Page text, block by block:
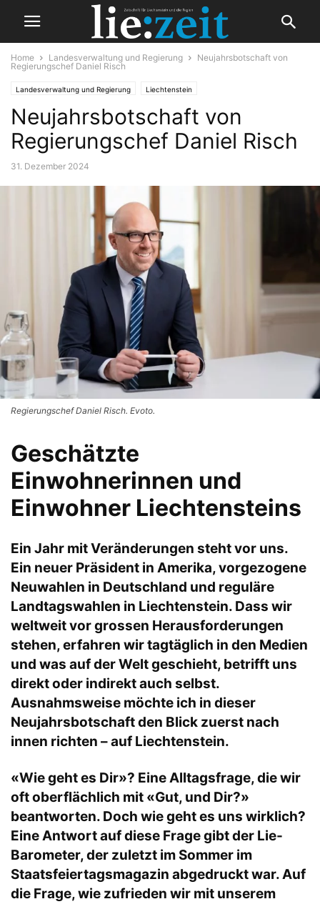
Home Landesverwaltung und Regierung
Neujahrsbotschaft von
Regierungschef Daniel Risch
Landesverwaltung und Regierung Liechtenstein
Neujahrsbotschaft von
Regierungschef Daniel Risch
31. Dezember 2024
Regierungschef Daniel Risch. Evoto.
Geschätzte
Einwohnerinnen und
Einwohner Liechtensteins
Ein Jahr mit Veränderungen steht vor uns.
Ein neuer Präsident in Amerika, vorgezogene
Neuwahlen in Deutschland und reguläre
Landtagswahlen in Liechtenstein. Dass wir
weltweit vor grossen Herausforderungen
stehen, erfahren wir tagtäglich in den Medien
und was auf der Welt geschieht, betrifft uns
direkt oder indirekt auch selbst.
Ausnahmsweise möchte ich in dieser
Neujahrsbotschaft den Blick zuerst nach
innen richten – auf Liechtenstein.
«Wie geht es Dir»? Eine Alltagsfrage, die wir
oft oberflächlich mit «Gut, und Dir?»
beantworten. Doch wie geht es uns wirklich?
Eine Antwort auf diese Frage gibt der Lie-
Barometer, der zuletzt im Sommer im
Staatsfeiertagsmagazin abgedruckt war. Auf
die Frage, wie zufrieden wir mit unserem